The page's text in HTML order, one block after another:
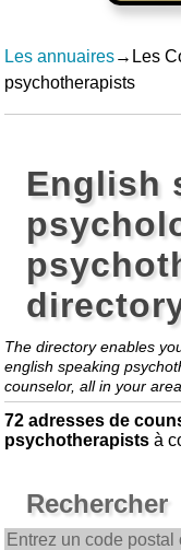
Les annuaires→Les
psychotherapists
English
The directory enables
english speaking
counselor, all in your
72 adresses de
psychotherapists à
Rechercher
Entrez un code